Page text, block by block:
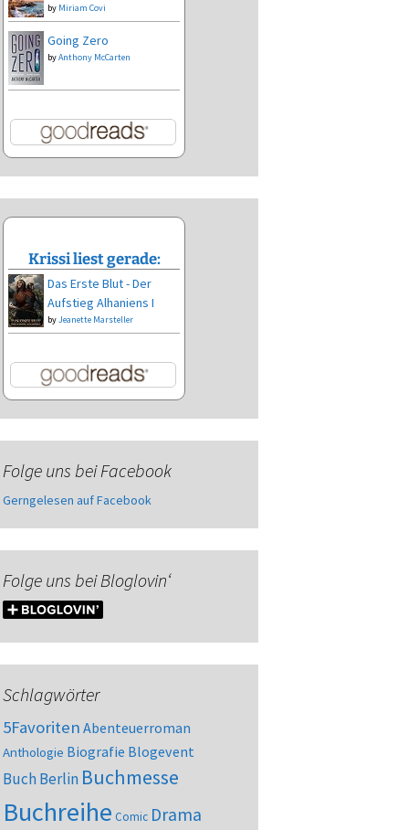
by Miriam Covi
Going Zero
byAnthony McCarten
Krissi liest gerade:
Das Erste Blut - Der
Aufstieg Alhaniens I
byJeanette Marsteller
Folge uns bei Facebook
Gerngelesen auf Facebook
Folge uns bei Bloglovin‘
Schlagwörter
5Favoriten Abenteuerroman
Anthologie Biografie Blogevent
Buch Berlin Buchmesse
Buchreihe Comic Drama